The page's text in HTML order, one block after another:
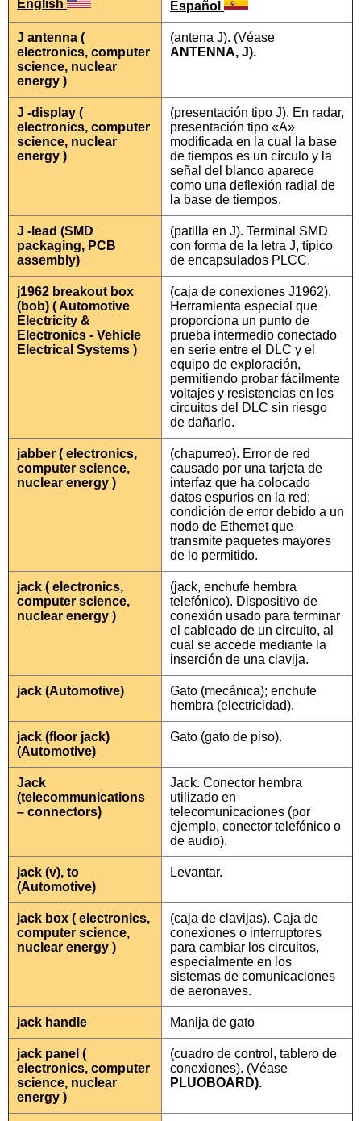
English Español
J antenna (
electronics, computer
science, nuclear
energy )
(antena J). (Véase
ANTENNA, J).
J -display (
electronics, computer
science, nuclear
energy )
(presentación tipo J). En radar,
presentación tipo «A»
modificada en la cual la base
de tiempos es un círculo y la
señal del blanco aparece
como una deflexión radial de
la base de tiempos.
J -lead (SMD
packaging, PCB
assembly)
(patilla en J). Terminal SMD
con forma de la letra J, típico
de encapsulados PLCC.
j1962 breakout box
(bob) ( Automotive
Electricity &
Electronics - Vehicle
Electrical Systems )
(caja de conexiones J1962).
Herramienta especial que
proporciona un punto de
prueba intermedio conectado
en serie entre el DLC y el
equipo de exploración,
permitiendo probar fácilmente
voltajes y resistencias en los
circuitos del DLC sin riesgo
de dañarlo.
jabber ( electronics,
computer science,
nuclear energy )
(chapurreo). Error de red
causado por una tarjeta de
interfaz que ha colocado
datos espurios en la red;
condición de error debido a un
nodo de Ethernet que
transmite paquetes mayores
de lo permitido.
jack ( electronics,
computer science,
nuclear energy )
(jack, enchufe hembra
telefónico). Dispositivo de
conexión usado para terminar
el cableado de un circuito, al
cual se accede mediante la
inserción de una clavija.
jack (Automotive)
Gato (mecánica); enchufe
hembra (electricidad).
jack (floor jack)
(Automotive)
Gato (gato de piso).
Jack
(telecommunications
– connectors)
Jack. Conector hembra
utilizado en
telecomunicaciones (por
ejemplo, conector telefónico o
de audio).
jack (v), to
(Automotive)
Levantar.
jack box ( electronics,
computer science,
nuclear energy )
(caja de clavijas). Caja de
conexiones o interruptores
para cambiar los circuitos,
especialmente en los
sistemas de comunicaciones
de aeronaves.
jack handle Manija de gato
jack panel (
electronics, computer
science, nuclear
energy )
(cuadro de control, tablero de
conexiones). (Véase
PLUOBOARD).